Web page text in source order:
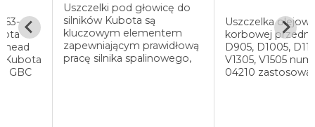
Uszczelki pod głowicę do
silników Kubota są
kluczowym elementem
zapewniającym prawidłową
pracę silnika spalinowego,
szczelność komory spalania
Uszczelka olejowa rolki
korbowej przednia
D905, D1005, D1105,
V1305, V1505 numer -
04210 zastosowanie: